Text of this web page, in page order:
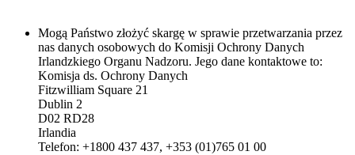
Mogą Państwo złożyć skargę w sprawie przetwarzania przez
nas danych osobowych do Komisji Ochrony Danych
Irlandzkiego Organu Nadzoru. Jego dane kontaktowe to:
Komisja ds. Ochrony Danych
Fitzwilliam Square 21
Dublin 2
D02 RD28
Irlandia
Telefon: +1800 437 437, +353 (01)765 01 00